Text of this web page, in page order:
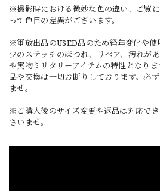
※撮影時における微妙な色の違い、ご覧
って色目の差異がございます。
※軍放出品のUSED品のため経年変化や
少のステッチのほつれ、リペア、汚れが
や実物ミリタリーアイテムの特性となり
品や交換は一切お断りしております。必
ませ。
※ご購入後のサイズ変更や返品は対応で
さいませ。